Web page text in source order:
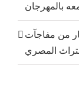
بالمهرجان
من مفاجآت
المصري